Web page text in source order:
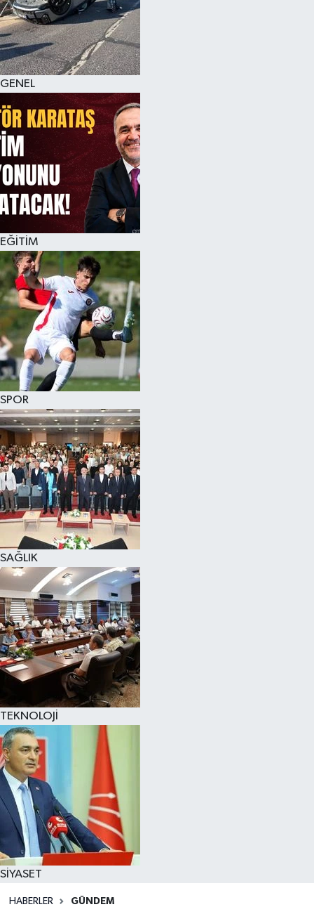
GENEL
EĞİTİM
SPOR
SAĞLIK
TEKNOLOJİ
SİYASET
HABERLER GÜNDEM
KÜLTÜR SANAT
MAGAZİN
SAĞLIK
SİYASET
SPOR
TEKNOLOJİ
VİZYONDAKİLER
YAŞAM